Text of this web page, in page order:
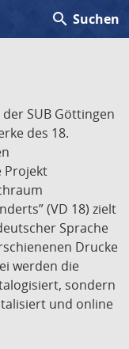
search Suchen
SUB Göttingen
des 18.
Projekt
(VD 18) zielt
Sprache
Drucke
werden die
sondern
und online